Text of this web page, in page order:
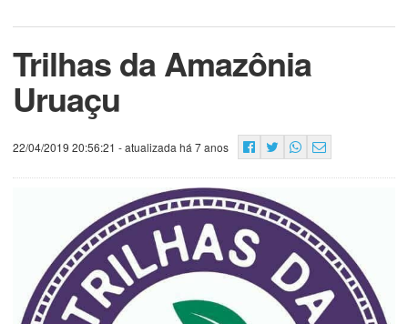
Trilhas da Amazônia
Uruaçu
22/04/2019 20:56:21 - atualizada há 7 anos